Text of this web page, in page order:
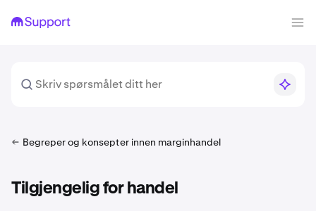
Begreper og konsepter innen marginhandel
Tilgjengelig for handel